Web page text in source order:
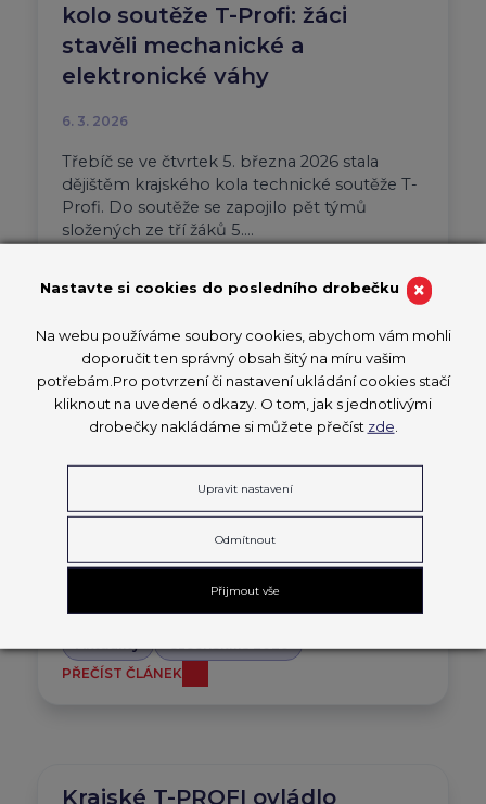
kolo soutěže T-Profi: žáci
stavěli mechanické a
elektronické váhy
6. 3. 2026
Třebíč se ve čtvrtek 5. března 2026 stala
dějištěm krajského kola technické soutěže T-
Profi. Do soutěže se zapojilo pět týmů
složených ze tří žáků 5….
PŘEČÍST ČLÁNEK
DOVEDNOSTI, KTERÉ MĚNÍ
BUDOUCNOST
posouvají obory vpřed.
Aktuality
CzechSkills 2026
PŘEČÍST ČLÁNEK
Krajské T-PROFI ovládlo
×
Nastavte si cookies do posledního drobečku
Na webu používáme soubory cookies, abychom vám mohli
doporučit ten správný obsah šitý na míru vašim
potřebám.Pro potvrzení či nastavení ukládání cookies stačí
kliknout na uvedené odkazy. O tom, jak s jednotlivými
drobečky nakládáme si můžete přečíst zde
Upravit nastavení
Odmítnout
Přijmout vše